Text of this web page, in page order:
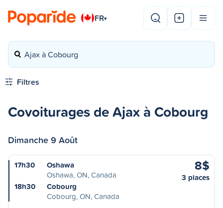
FR▾
Ajax à Cobourg
Filtres
Covoiturages de Ajax à Cobourg
Dimanche 9 Août
17h30
Oshawa
Oshawa, ON, Canada
18h30
Cobourg
Cobourg, ON, Canada
8$
3 places